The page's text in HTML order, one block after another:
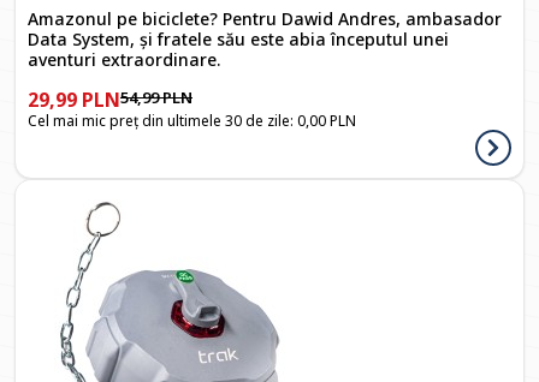
Amazonul pe biciclete? Pentru Dawid Andres, ambasador
Data System, și fratele său este abia începutul unei
aventuri extraordinare.
54,99 PLN
29,99 PLN
Cel mai mic preț din ultimele 30 de zile: 0,00 PLN